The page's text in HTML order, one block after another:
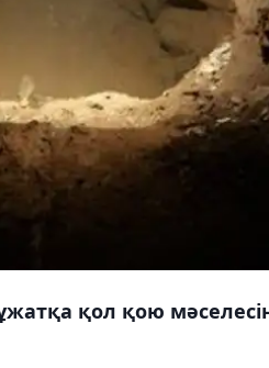
қол қою